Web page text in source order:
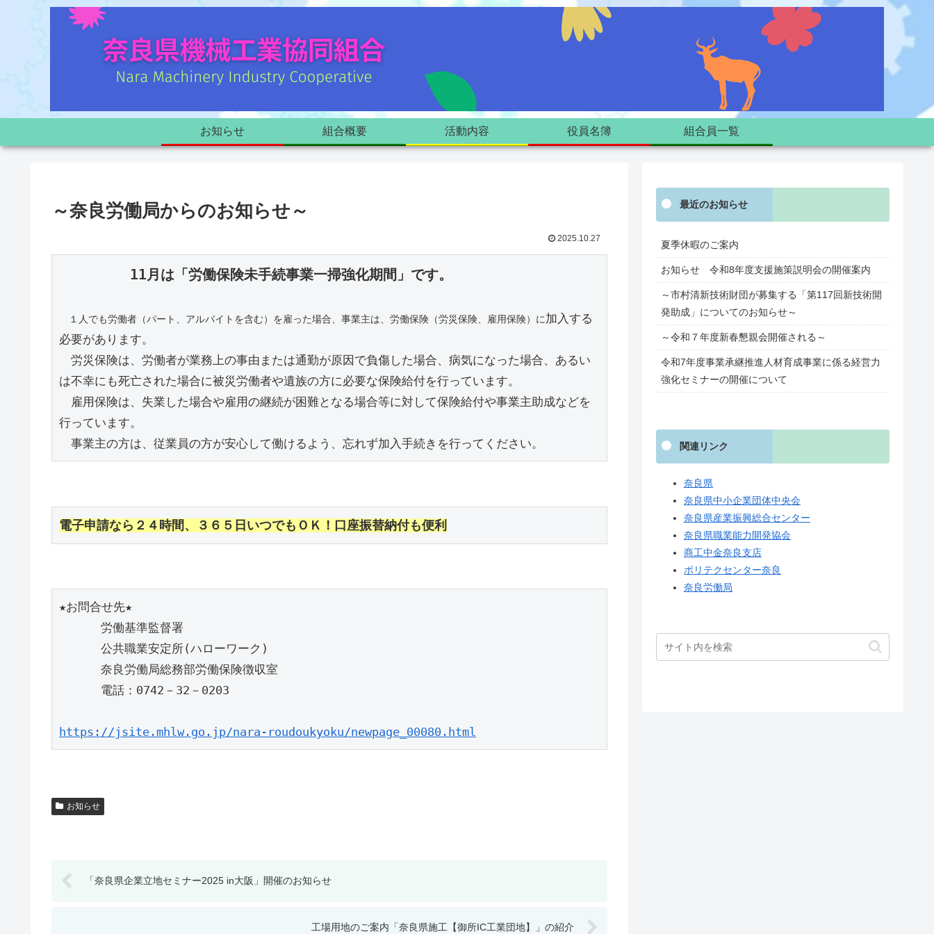
お知らせ 組合概要 活動内容 役員名簿 組合員一覧
～奈良労働局からのお知らせ～
2025.10.27
11月は「労働保険未手続事業一掃強化期間」です。
１人でも労働者（パート、アルバイトを含む）を雇った場合、事業主は、労働保険（労災保険、雇用保険）に加入する
必要があります。
労災保険は、労働者が業務上の事由または通勤が原因で負傷した場合、病気になった場合、あるい
は不幸にも死亡された場合に被災労働者や遺族の方に必要な保険給付を行っています。
雇用保険は、失業した場合や雇用の継続が困難となる場合等に対して保険給付や事業主助成などを
行っています。
事業主の方は、従業員の方が安心して働けるよう、忘れず加入手続きを行ってください。
電子申請なら２４時間、３６５日いつでも ＯＫ！口座振替納付も便利
★お問合せ先★
      労働基準監督署
      公共職業安定所(ハローワーク)
      奈良労働局総務部労働保険徴収室
      電話：0742－32－0203
https://jsite.mhlw.go.jp/nara-roudoukyoku/newpage_00080.html
お知らせ
「奈良県企業立地セミナー2025 in大阪」開催のお知らせ
工場用地のご案内「奈良県施工【御所IC工業団地】」の紹介
最近のお知らせ
夏季休暇のご案内
お知らせ 令和8年度支援施策説明会の開催案内
～市村清新技術財団が募集する「第117回新技術開
発助成」についてのお知らせ～
～令和７年度新春懇親会開催される～
令和7年度事業承継推進人材育成事業に係る経営力
強化セミナーの開催について
関連リンク
奈良県
奈良県中小企業団体中央会
奈良県産業振興総合センター
奈良県職業能力開発協会
商工中金奈良支店
ポリテクセンター奈良
奈良労働局